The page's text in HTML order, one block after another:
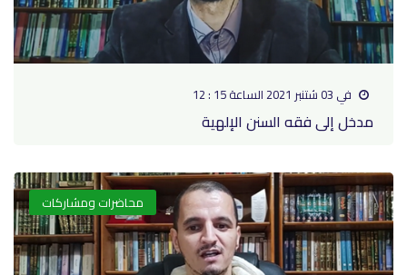
في 03 شتنبر 2021 الساعة 15 : 12
مدخل إلى فقه السنن الإلهية
محاضرات ومشاركات